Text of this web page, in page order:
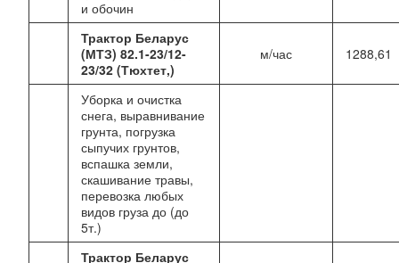
и обочин
Трактор Беларус
(МТЗ) 82.1-23/12-
23/32 (Тюхтет,)
м/час 1288,61
Уборка и очистка
снега, выравнивание
грунта, погрузка
сыпучих грунтов,
вспашка земли,
скашивание травы,
перевозка любых
видов груза до (до
5т.)
Трактор Беларус